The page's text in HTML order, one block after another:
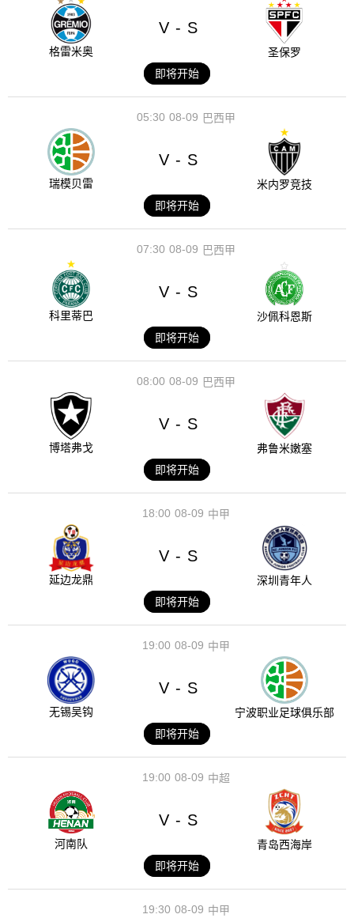
格雷米奥
V - S
圣保罗
即将开始
08-09
05:30 巴西甲
瑞模贝雷
V - S
米内罗竞技
即将开始
08-09
07:30 巴西甲
科里蒂巴
V - S
沙佩科恩斯
即将开始
08-09
08:00 巴西甲
博塔弗戈
V - S
弗鲁米嫩塞
即将开始
08-09
18:00 中甲
延边龙鼎
V - S
深圳青年人
即将开始
08-09
19:00 中甲
无锡吴钩
V - S
宁波职业足球俱乐部
即将开始
08-09
19:00 中超
河南队
V - S
青岛西海岸
即将开始
08-09
19:30 中甲